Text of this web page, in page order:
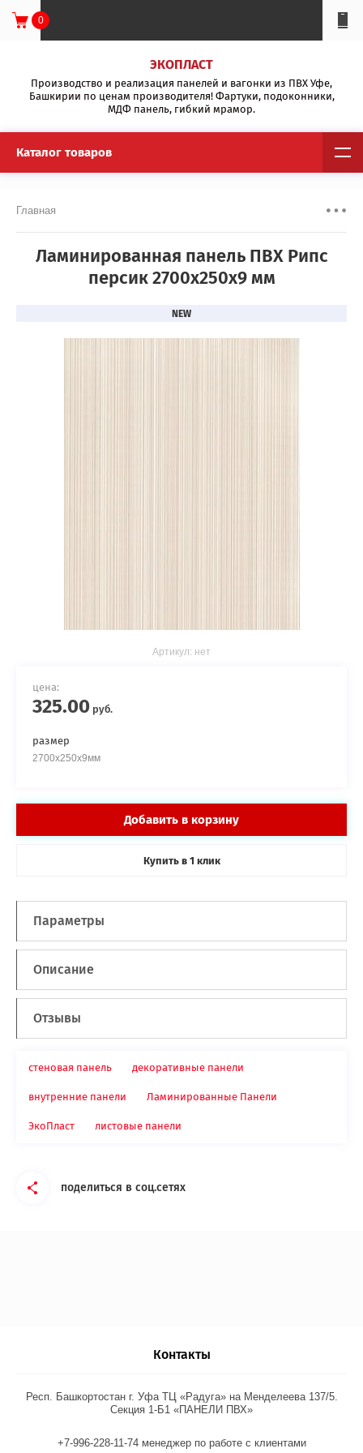
0
ЭКОПЛАСТ
Производство и реализация панелей и вагонки из ПВХ Уфе,
Башкирии по ценам производителя! Фартуки, подоконники,
МДФ панель, гибкий мрамор.
Каталог товаров
Главная
Ламинированная панель ПВХ Рипс
персик 2700x250x9 мм
NEW
Артикул: нет
цена:
325.00 руб.
размер
2700х250х9мм
Добавить в корзину
Купить в 1 клик
Параметры
Описание
Отзывы
стеновая панель декоративные панели
внутренние панели Ламинированные Панели
ЭкоПласт листовые панели
поделиться в соц.сетях
Контакты
Респ. Башкортостан г. Уфа ТЦ «Радуга» на Менделеева 137/5.
Секция 1-Б1 «ПАНЕЛИ ПВХ»
+7-996-228-11-74 менеджер по работе с клиентами